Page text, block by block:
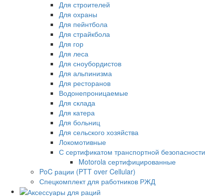
Для строителей
Для охраны
Для пейнтбола
Для страйкбола
Для гор
Для леса
Для сноубордистов
Для альпинизма
Для ресторанов
Водонепроницаемые
Для склада
Для катера
Для больниц
Для сельского хозяйства
Локомотивные
С сертификатом транспортной безопасности
Motorola сертифицированные
PoC рации (PTT over Cellular)
Спецкомплект для работников РЖД